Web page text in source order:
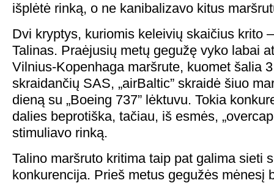
išplėtė rinką, o ne kanibalizavo kitus
Dvi kryptys, kuriomis keleivių skaičius krito
Talinas. Praėjusių metų gegužę vyko labai
Vilnius-Kopenhaga maršrute, kuomet šalia
skraidančių SAS, „airBaltic” skraidė šiuo
dieną su „Boeing 737” lėktuvu. Tokia
dalies beprotiška, tačiau, iš esmės,
stimuliavo rinką.
Talino maršruto kritima taip pat galima sieti
konkurencija. Prieš metus gegužės mėnesį